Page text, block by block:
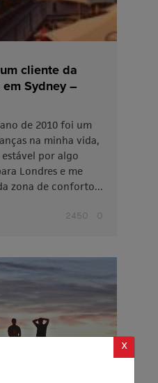
cliente da
Sydney –
de 2010 foi um
na minha vida,
por algo
Londres e me
zona de conforto...
2450 0
x